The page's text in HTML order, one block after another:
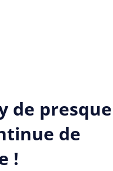
de presque
de
!